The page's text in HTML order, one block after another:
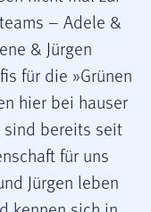
– Adele &
& Jürgen
für die »Grünen
hier bei hauser
sind bereits seit
für uns
Jürgen leben